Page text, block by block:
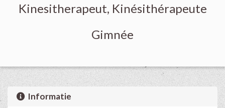
Kinesitherapeut, Kinésithérapeute
Gimnée
Informatie